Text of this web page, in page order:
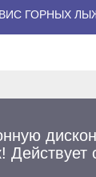
ГОРНЫХ
Действует
запись?